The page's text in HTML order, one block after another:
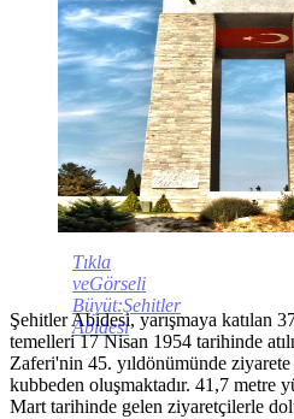
Tıkla
veGörseli
Büyüt:Şehitler
Abidesi
Şehitler Abidesi, yarışmaya katılan
temelleri 17 Nisan 1954 tarihinde
Zaferi'nin 45. yıldönümünde
kubbeden oluşmaktadır. 41,7 metre
Mart tarihinde gelen ziyaretçilerle